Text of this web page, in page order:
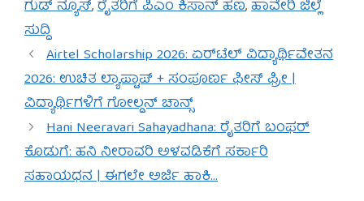
ಗುಡ್ ನ್ಯೂಸ್,ರೈತರಿಗೆ ಪಿಎಂ ಕಿಸಾನ್ ಹಣ,ಹಾವೇರಿ ಜಿಲ್ಲೆ
ಸುದ್ದಿ
Airtel Scholarship 2026: ಏರ್‌ಟೆಲ್ ವಿದ್ಯಾರ್ಥಿವೇತನ
2026: ಉಚಿತ ಲ್ಯಾಪ್ಟಾಪ್ + ಸಂಪೂರ್ಣ ಫೀಸ್ ಫ್ರೀ |
ವಿದ್ಯಾರ್ಥಿಗಳಿಗೆ ಗೋಲ್ಡನ್ ಚಾನ್ಸ್
Hani Neeravari Sahayadhana: ರೈತರಿಗೆ ಬಂಫರ್
ಕೊಡುಗೆ: ಹನಿ ನೀರಾವರಿ ಅಳವಡಿಕೆಗೆ ಸರ್ಕಾರಿ
ಸಹಾಯಧನ | ಈಗಲೇ ಅರ್ಜಿ ಹಾಕಿ…